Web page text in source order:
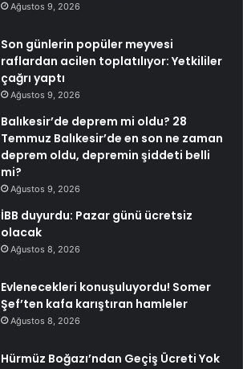
Ağustos 9, 2026
Son günlerin popüler meyvesi
raflardan acilen toplatılıyor: Yetkililer
çağrı yaptı
Ağustos 9, 2026
Balıkesir’de deprem mi oldu? 28
Temmuz Balıkesir’de en son ne zaman
deprem oldu, depremin şiddeti belli
mi?
Ağustos 9, 2026
İBB duyurdu: Pazar günü ücretsiz
olacak
Ağustos 8, 2026
Evlenecekleri konuşuluyordu! Somer
Şef’ten kafa karıştıran hamleler
Ağustos 8, 2026
Hürmüz Boğazı’ndan Geçiş Ücreti Yok